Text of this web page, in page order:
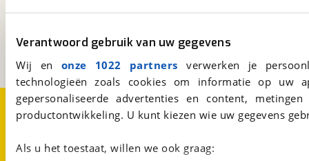
Verantwoord gebruik van uw gegevens
Wij en onze 1022 partners verwerken je
technologieën zoals cookies om informatie op
gepersonaliseerde advertenties en content,
productontwikkeling. U kunt kiezen wie uw gegevens
Als u het toestaat, willen we ook graag:
Een initiatief van
Over viaBOVAG.nlDisclaimer- en Privacyverklaring
CookievoorkeurenVacatures